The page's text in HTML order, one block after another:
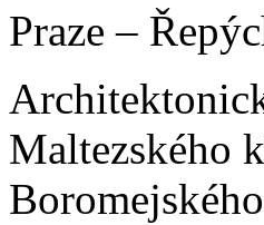
Praze –
Maltezského
Boromejského